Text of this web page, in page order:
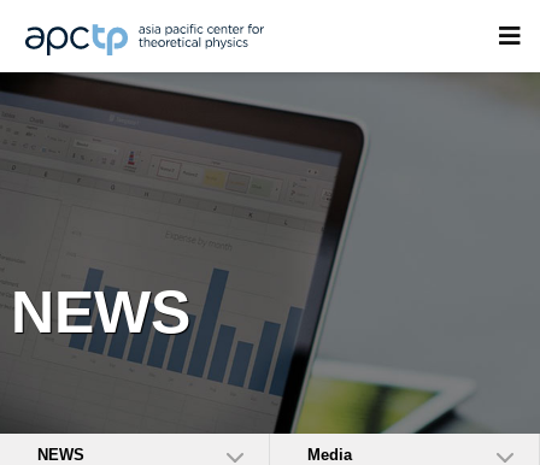
NEWS
NEWS Media